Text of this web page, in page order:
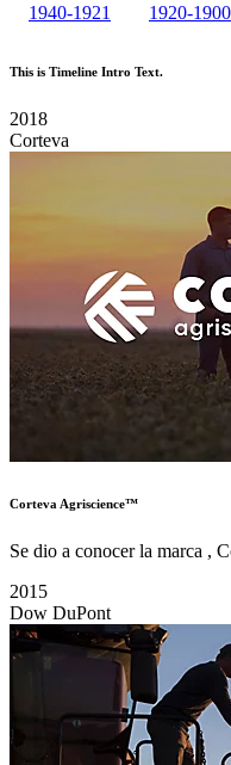
1940-1921 1920-1900
This is Timeline Intro Text.
2018
Corteva
Corteva Agriscience™
Se dio a conocer la marca ,
2015
Dow DuPont